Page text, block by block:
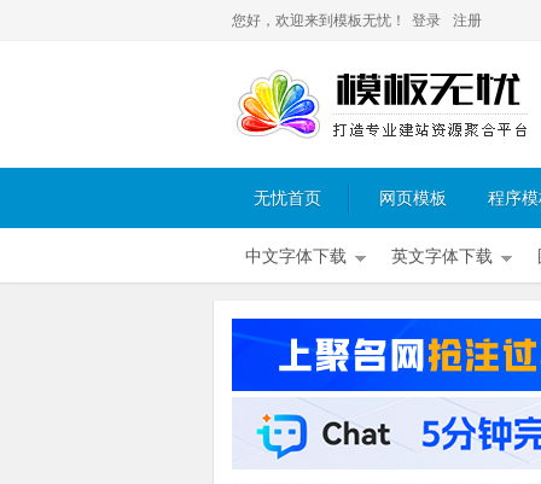
您好，欢迎来到模板无忧！ 登录 注册
无忧首页 网页模板 程序模
中文字体下载 英文字体下载